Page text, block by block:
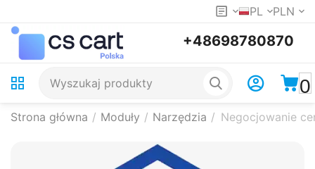
PL PLN
+48698780870
0
Strona główna / Moduły / Narzędzia / Negocjowanie